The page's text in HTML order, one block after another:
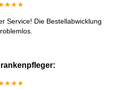
Service! Die Bestellabwicklung